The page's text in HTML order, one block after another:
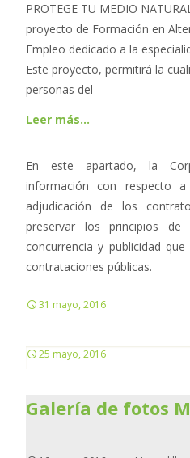
PROTEGE TU MEDIO
proyecto de Formación en
Empleo dedicado a la
Este proyecto, permitirá la
personas del
Leer más…
En este apartado, la
información con respecto
adjudicación de los
preservar los principios de
concurrencia y publicidad
contrataciones públicas.
31 mayo, 2016
25 mayo, 2016
Galería de fotos